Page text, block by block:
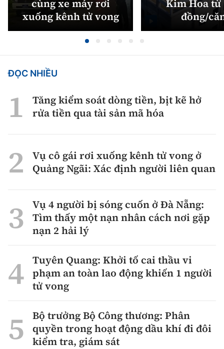
cùng xe máy rơi
xuống kênh tử vong
Kim Hoa từ
đồng/
ĐỌC NHIỀU
Tăng kiểm soát dòng tiền, bịt kẽ hở
rửa tiền qua tài sản mã hóa
Vụ cô gái rơi xuống kênh tử vong ở
Quảng Ngãi: Xác định người liên quan
Vụ 4 người bị sóng cuốn ở Đà Nẵng:
Tìm thấy một nạn nhân cách nơi gặp
nạn 2 hải lý
Tuyên Quang: Khởi tố cai thầu vi
phạm an toàn lao động khiến 1 người
tử vong
Bộ trưởng Bộ Công thương: Phân
quyền trong hoạt động dầu khí đi đôi
kiểm tra, giám sát